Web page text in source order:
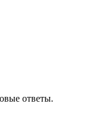
ответы.